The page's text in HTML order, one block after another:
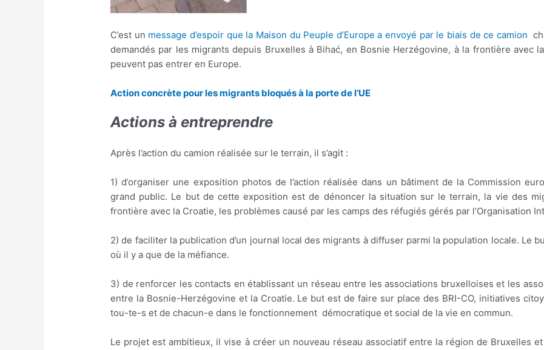
C’est un message d’espoir que la Maison du Peuple d’Europe a envoyé par le biais de ce camion
demandés par les migrants depuis Bruxelles à Bihać, en Bosnie Herzégovine, à la frontière avec
peuvent pas entrer en Europe.
Action concrète pour les migrants bloqués à la porte de l’UE
Actions à entreprendre
Après l’action du camion réalisée sur le terrain, il s’agit :
1) d’organiser une exposition photos de l’action réalisée dans un bâtiment de la Commission
grand public. Le but de cette exposition est de dénoncer la situation sur le terrain, la vie des
frontière avec la Croatie, les problèmes causé par les camps des réfugiés gérés par l’Organisation
2) de faciliter la publication d’un journal local des migrants à diffuser parmi la population locale. Le
où il y a que de la méfiance.
3) de renforcer les contacts en établissant un réseau entre les associations bruxelloises et les
entre la Bosnie-Herzégovine et la Croatie. Le but est de faire sur place des BRI-CO, initiatives
tou-te-s et de chacun-e dans le fonctionnement démocratique et social de la vie en commun.
Le projet est ambitieux, il vise à créer un nouveau réseau associatif entre la région de Bruxelles